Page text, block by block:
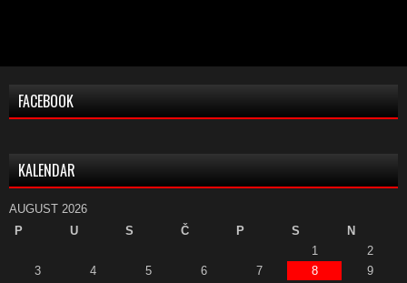
FACEBOOK
KALENDAR
AUGUST 2026
P
U S Č P S
N
1
2
3
4 5 6 7 8
9